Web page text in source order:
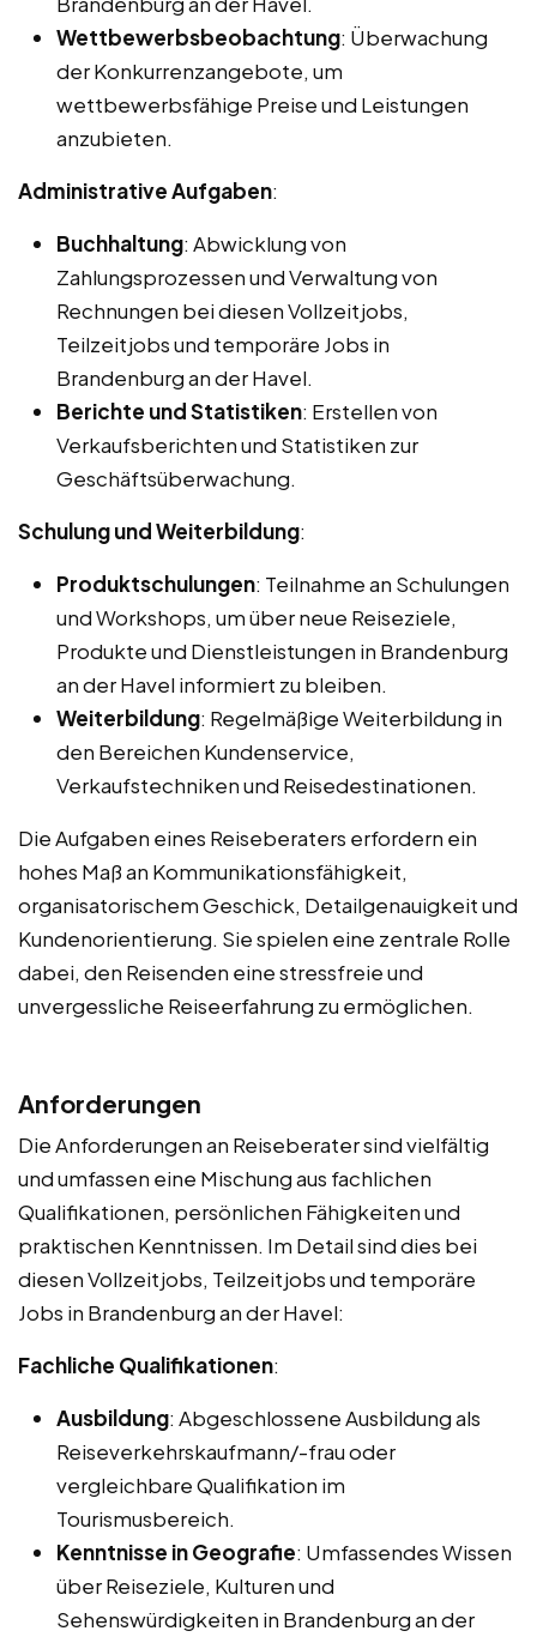
Wettbewerbsbeobachtung: Überwachung
der Konkurrenzangebote, um
wettbewerbsfähige Preise und Leistungen
anzubieten.
Administrative Aufgaben:
Buchhaltung: Abwicklung von
Zahlungsprozessen und Verwaltung von
Rechnungen bei diesen Vollzeitjobs,
Teilzeitjobs und temporäre Jobs in
Brandenburg an der Havel.
Berichte und Statistiken: Erstellen von
Verkaufsberichten und Statistiken zur
Geschäftsüberwachung.
Schulung und Weiterbildung:
Produktschulungen: Teilnahme an Schulungen
und Workshops, um über neue Reiseziele,
Produkte und Dienstleistungen in Brandenburg
an der Havel informiert zu bleiben.
Weiterbildung: Regelmäßige Weiterbildung in
den Bereichen Kundenservice,
Verkaufstechniken und Reisedestinationen.
Die Aufgaben eines Reiseberaters erfordern ein
hohes Maß an Kommunikationsfähigkeit,
organisatorischem Geschick, Detailgenauigkeit und
Kundenorientierung. Sie spielen eine zentrale Rolle
dabei, den Reisenden eine stressfreie und
unvergessliche Reiseerfahrung zu ermöglichen.
Anforderungen
Die Anforderungen an Reiseberater sind vielfältig
und umfassen eine Mischung aus fachlichen
Qualifikationen, persönlichen Fähigkeiten und
praktischen Kenntnissen. Im Detail sind dies bei
diesen Vollzeitjobs, Teilzeitjobs und temporäre
Jobs in Brandenburg an der Havel:
Fachliche Qualifikationen:
Ausbildung: Abgeschlossene Ausbildung als
Reiseverkehrskaufmann/-frau oder
vergleichbare Qualifikation im
Tourismusbereich.
Kenntnisse in Geografie: Umfassendes Wissen
über Reiseziele, Kulturen und
Sehenswürdigkeiten in Brandenburg an der